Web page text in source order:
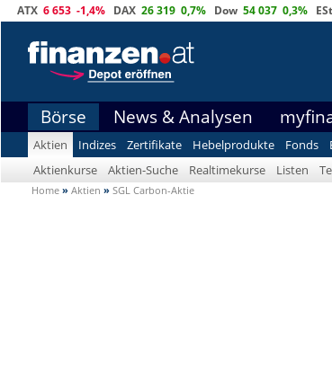
ATX 6 653 -1,4% DAX 26 319 0,7% Dow 54 037 0,3%
Börse News & Analysen
Aktien Indizes Zertifikate Hebelprodukte Fonds
Aktienkurse
Aktien-Suche Realtimekurse Listen
Home » Aktien » SGL Carbon-Aktie